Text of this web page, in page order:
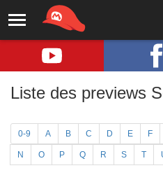
Liste des previews
0-9 A B C D E F
N O P Q R S T